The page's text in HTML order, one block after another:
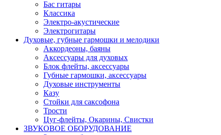
Бас гитары
Классика
Электро-акустические
Электрогитары
Духовые, губные гармошки и мелодики
Аккордеоны, баяны
Аксессуары для духовых
Блок флейты, аксессуары
Губные гармошки, аксессуары
Духовые инструменты
Казу
Стойки для саксофона
Трости
Цуг-флейты, Окарины, Свистки
ЗВУКОВОЕ ОБОРУДОВАНИЕ